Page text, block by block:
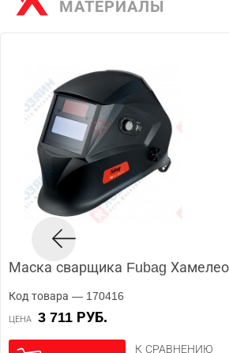
МАТЕРИАЛЫ
Маска сварщика Fubag
Код товара — 170416
ЦЕНА 3 711 РУБ.
К СРАВНЕНИЮ